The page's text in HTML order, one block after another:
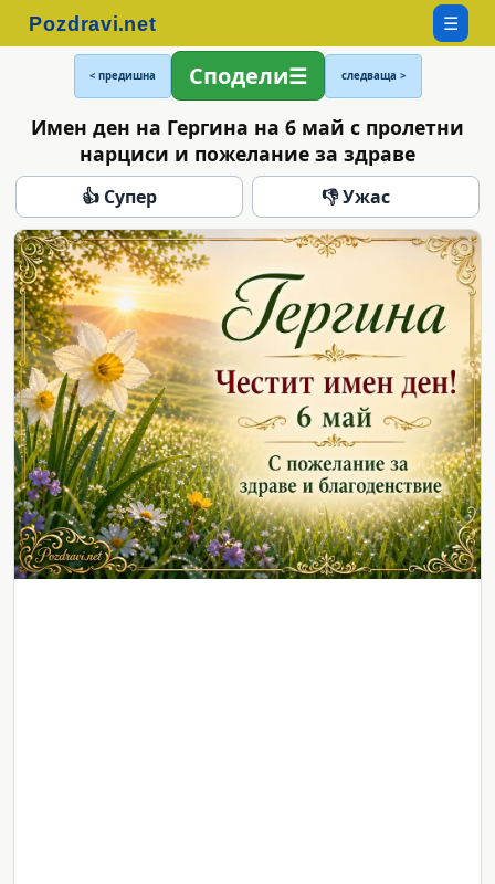
☰
< предишна Сподели следваща >
Имен ден на Гергина на 6 май с пролетни
нарциси и пожелание за здраве
👍 Супер 👎 Ужас